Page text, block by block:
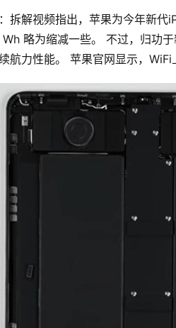
：拆解视频指出，苹果为今年新
略为缩减一些。 不过，归功
航力性能。 苹果官网显示，WiFi